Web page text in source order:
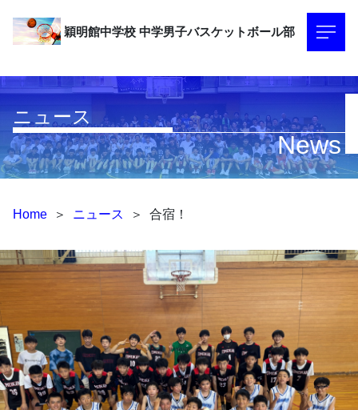
穎明館中学校 中学男子バスケットボール部
ニュース
News
Home ＞ ニュース ＞ 合宿！